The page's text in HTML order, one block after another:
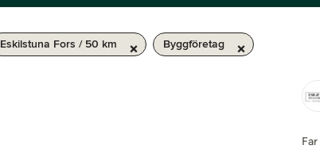
Eskilstuna Fors / 50 km Byggföretag